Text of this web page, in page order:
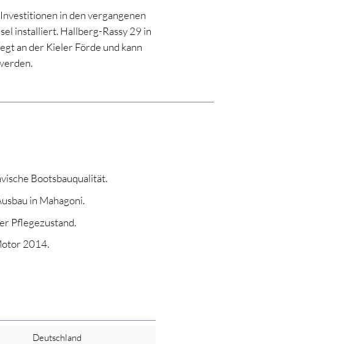
in den vergangenen
installiert. Hallberg-Rassy 29 in
an der Kieler Förde und kann
Bootsbauqualität.
in Mahagoni.
Pflegezustand.
2014.
Deutschland